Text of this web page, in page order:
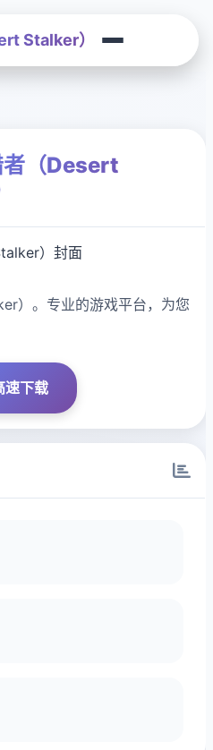
Stalker）
者（Desert
）。专业的游戏平台，为您
速下载